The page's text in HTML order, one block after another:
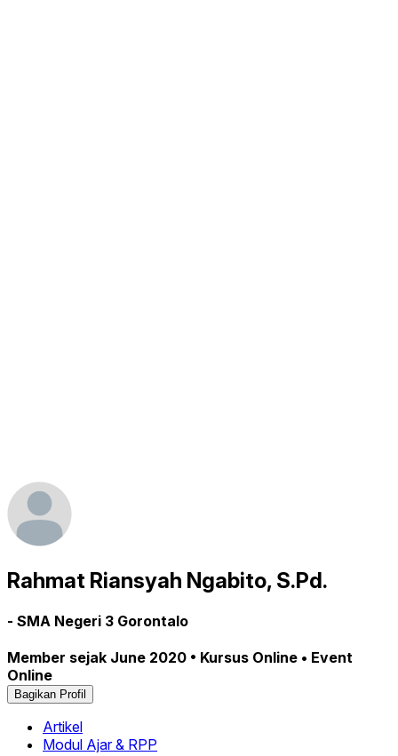
Rahmat Riansyah Ngabito, S.Pd.
- SMA Negeri 3 Gorontalo
Member sejak June 2020 • Kursus Online • Event
Online
Bagikan Profil
Artikel
Modul Ajar & RPP